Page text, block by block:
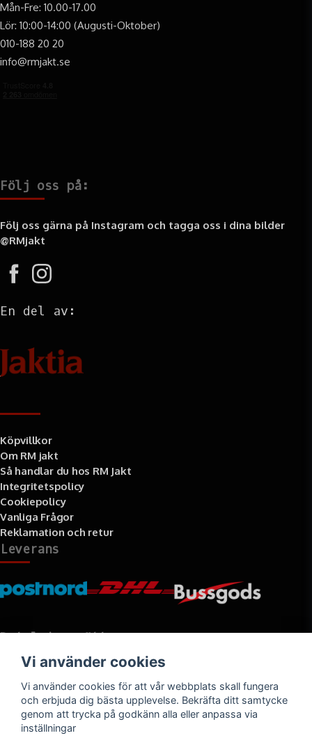
Mån-Fre: 10.00-17.00
Lör: 10:00-14:00 (Augusti-Oktober)
010-188 20 20
info@rmjakt.se
Följ oss på:
Följ oss gärna på Instagram och tagga oss i dina bilder
@RMjakt
En del av:
Köpvillkor
Om RM jakt
Så handlar du hos RM Jakt
Integritetspolicy
Cookiepolicy
Vanliga Frågor
Reklamation och retur
Leverans
Betalningssätt
Vi använder cookies
Vi använder cookies för att vår webbplats skall fungera
och erbjuda dig bästa upplevelse. Bekräfta ditt samtycke
genom att trycka på godkänn alla eller anpassa via
inställningar